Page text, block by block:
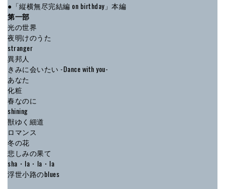
●「縦横無尽完結編 on birthday」本編
第一部
光の世界
夜明けのうた
stranger
異邦人
きみに会いたい -Dance with you-
あなた
化粧
春なのに
shining
獣ゆく細道
ロマンス
冬の花
悲しみの果て
sha・la・la・la
浮世小路のblues